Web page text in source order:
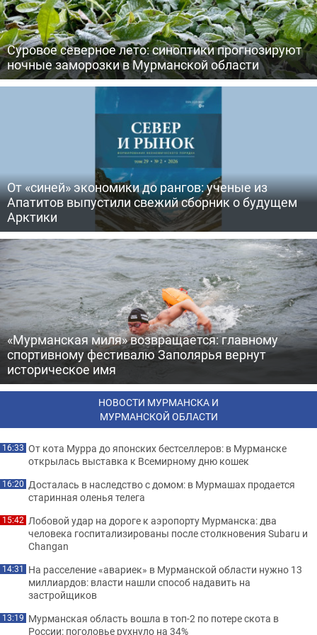
Суровое северное лето: синоптики прогнозируют
ночные заморозки в Мурманской области
От «синей» экономики до рангов: ученые из
Апатитов выпустили свежий сборник о будущем
Арктики
«Мурманская миля» возвращается: главному
спортивному фестивалю Заполярья вернут
историческое имя
НОВОСТИ МУРМАНСКА И
МУРМАНСКОЙ ОБЛАСТИ
16:33 От кота Мурра до японских бестселлеров: в Мурманске
открылась выставка к Всемирному дню кошек
16:20 Досталась в наследство с домом: в Мурмашах продается
старинная оленья телега
15:42 Лобовой удар на дороге к аэропорту Мурманска: два
человека госпитализированы после столкновения Subaru и
Changan
14:31 На расселение «авариек» в Мурманской области нужно 13
миллиардов: власти нашли способ надавить на
застройщиков
13:19 Мурманская область вошла в топ-2 по потере скота в
России: поголовье рухнуло на 34%